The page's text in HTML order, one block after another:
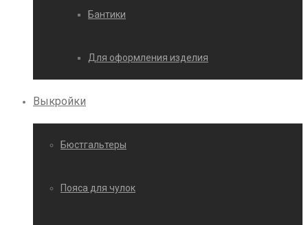
Бантики
Для оформления изделия
Выкройки
Бюстгальтеры
Пояса для чулок